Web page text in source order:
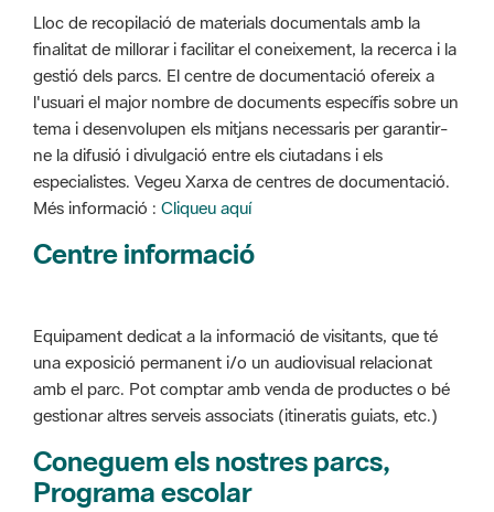
Lloc de recopilació de materials documentals amb la
finalitat de millorar i facilitar el coneixement, la recerca i la
gestió dels parcs. El centre de documentació ofereix a
l'usuari el major nombre de documents específis sobre un
tema i desenvolupen els mitjans necessaris per garantir-
ne la difusió i divulgació entre els ciutadans i els
especialistes. Vegeu Xarxa de centres de documentació.
Més informació : Cliqueu aquí
Centre informació
Equipament dedicat a la informació de visitants, que té
una exposició permanent i/o un audiovisual relacionat
amb el parc. Pot comptar amb venda de productes o bé
gestionar altres serveis associats (itineratis guiats, etc.)
Coneguem els nostres parcs,
Programa escolar